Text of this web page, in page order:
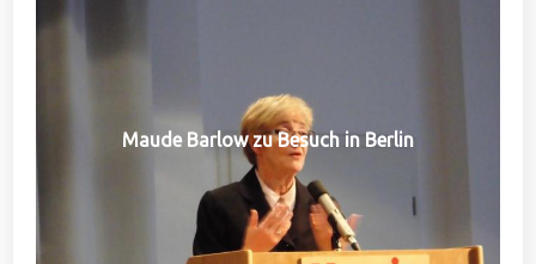
Maude Barlow zu Besuch in Berlin